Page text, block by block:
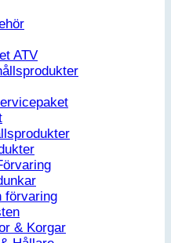
ATV
förvaring
& Korgar